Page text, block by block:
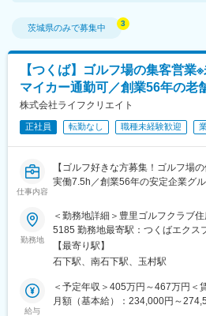
茨城県のみで募集中
【つくば】ゴルフ場の集客営
マイカー通勤可／創業56年の老
株式会社ライフクリエイト
正社員 転勤なし 職種未経験歓迎
仕事内容
【ゴルフ好きな方募集！ゴルフ場
実働7.5h／創業56年の安定企業グ
茨城県つくば市にある「豊里ゴル
集客営業をお任せします。
人・団体へのゴルフコンペ集客ア
ポート、顧客満足度向上によるリピ
幅広く携われます。既存顧客営業
新規開拓営業も可能です！
勤務地
＜勤務地詳細＞豊里ゴルフクラブ
5185 勤務地最寄駅：つくばエクス
対策：敷地内喫煙可能場所あり変
【最寄り駅】
石下駅、南石下駅、玉村駅
給与
＜予定年収＞405万円～467万円＜
月額（基本給）：234,000円～